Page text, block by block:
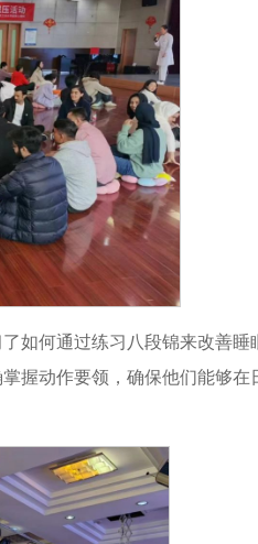
如何通过练习八段锦来改善睡
握动作要领，确保他们能够在